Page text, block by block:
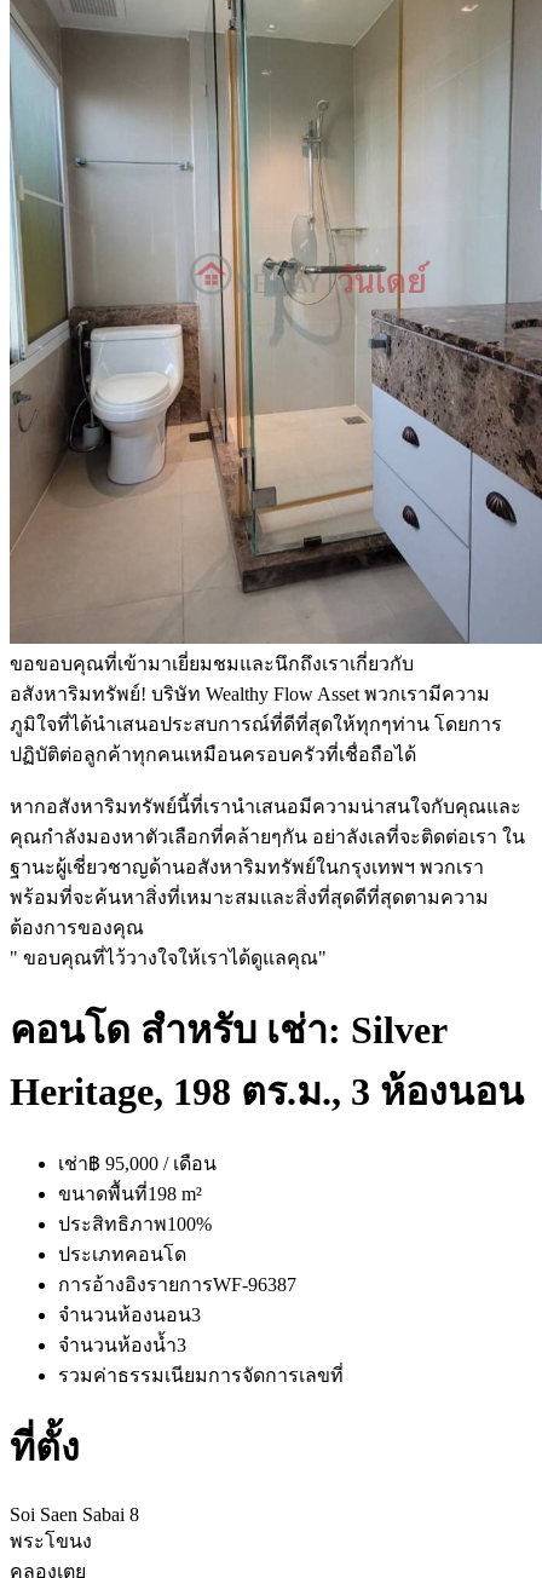
ขอขอบคุณที่เข้ามาเยี่ยมชมและนึกถึงเราเกี่ยวกับ
อสังหาริมทรัพย์! บริษัท Wealthy Flow Asset พวกเรามีความ
ภูมิใจที่ได้นำเสนอประสบการณ์ที่ดีที่สุดให้ทุกๆท่าน โดยการ
ปฏิบัติต่อลูกค้าทุกคนเหมือนครอบครัวที่เชื่อถือได้
หากอสังหาริมทรัพย์นี้ที่เรานำเสนอมีความน่าสนใจกับคุณและ
คุณกำลังมองหาตัวเลือกที่คล้ายๆกัน อย่าลังเลที่จะติดต่อเรา ใน
ฐานะผู้เชี่ยวชาญด้านอสังหาริมทรัพย์ในกรุงเทพฯ พวกเรา
พร้อมที่จะค้นหาสิ่งที่เหมาะสมและสิ่งที่สุดดีที่สุดตามความ
ต้องการของคุณ
" ขอบคุณที่ไว้วางใจให้เราได้ดูแลคุณ"
คอนโด สำหรับ เช่า: Silver
Heritage, 198 ตร.ม., 3 ห้องนอน
เช่า฿ 95,000 / เดือน
ขนาดพื้นที่198 m²
ประสิทธิภาพ100%
ประเภทคอนโด
การอ้างอิงรายการWF-96387
จำนวนห้องนอน3
จำนวนห้องน้ำ3
รวมค่าธรรมเนียมการจัดการเลขที่
ที่ตั้ง
Soi Saen Sabai 8
พระโขนง
คลองเตย